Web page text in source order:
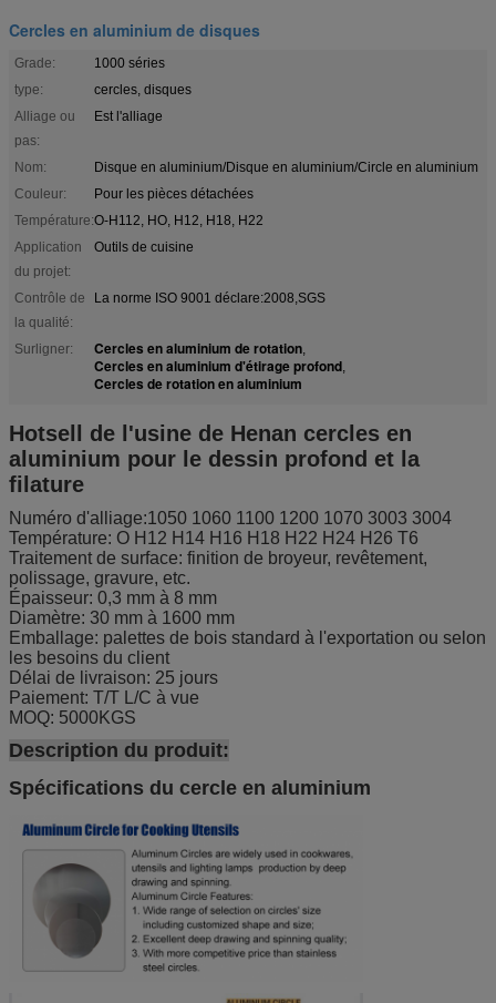
Cercles en aluminium de disques
Grade:
1000 séries
type:
cercles, disques
Alliage ou
pas:
Est l'alliage
Nom:
Disque en aluminium/Disque en aluminium/Circle en aluminium
Couleur:
Pour les pièces détachées
Température:O-H112, HO, H12, H18, H22
Application
du projet:
Outils de cuisine
Contrôle de
la qualité:
La norme ISO 9001 déclare:2008,SGS
Surligner: Cercles en aluminium de rotation,
Cercles en aluminium d'étirage profond,
Cercles de rotation en aluminium
Hotsell de l'usine de Henan cercles en
aluminium pour le dessin profond et la
filature
Numéro d'alliage:1050 1060 1100 1200 1070 3003 3004
Température: O H12 H14 H16 H18 H22 H24 H26 T6
Traitement de surface: finition de broyeur, revêtement,
polissage, gravure, etc.
Épaisseur: 0,3 mm à 8 mm
Diamètre: 30 mm à 1600 mm
Emballage: palettes de bois standard à l'exportation ou selon
les besoins du client
Délai de livraison: 25 jours
Paiement: T/T L/C à vue
MOQ: 5000KGS
Description du produit:
Spécifications du cercle en aluminium